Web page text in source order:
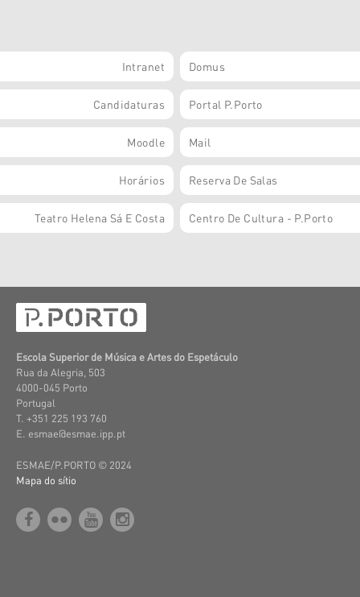
Intranet Domus
Candidaturas Portal P.Porto
Moodle Mail
Horários Reserva De Salas
Teatro Helena Sá E Costa Centro De Cultura - P.Porto
Escola Superior de Música e Artes do Espetáculo
Rua da Alegria, 503
4000-045 Porto
Portugal
T. +351 225 193 760
E. esmae@esmae.ipp.pt
ESMAE/P.PORTO © 2024
Mapa do sítio